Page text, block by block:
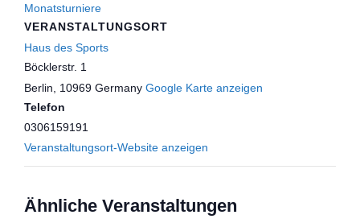
Monatsturniere
VERANSTALTUNGSORT
Haus des Sports
Böcklerstr. 1
Berlin
10969 Germany Google Karte anzeigen
Telefon
0306159191
Veranstaltungsort-Website anzeigen
Ähnliche Veranstaltungen